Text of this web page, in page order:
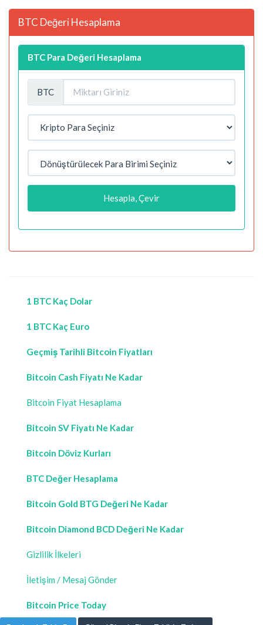
BTC Değeri Hesaplama
BTC Para Değeri Hesaplama
BTC
Hesapla, Çevir
1 BTC Kaç Dolar
1 BTC Kaç Euro
Geçmiş Tarihli Bitcoin Fiyatları
Bitcoin Cash Fiyatı Ne Kadar
Bitcoin Fiyat Hesaplama
Bitcoin SV Fiyatı Ne Kadar
Bitcoin Döviz Kurları
BTC Değer Hesaplama
Bitcoin Gold BTG Değeri Ne Kadar
Bitcoin Diamond BCD Değeri Ne Kadar
Gizlilik İlkeleri
İletişim / Mesaj Gönder
Bitcoin Price Today